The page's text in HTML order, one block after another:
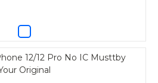
12/12 Pro No IC Musttby
Original